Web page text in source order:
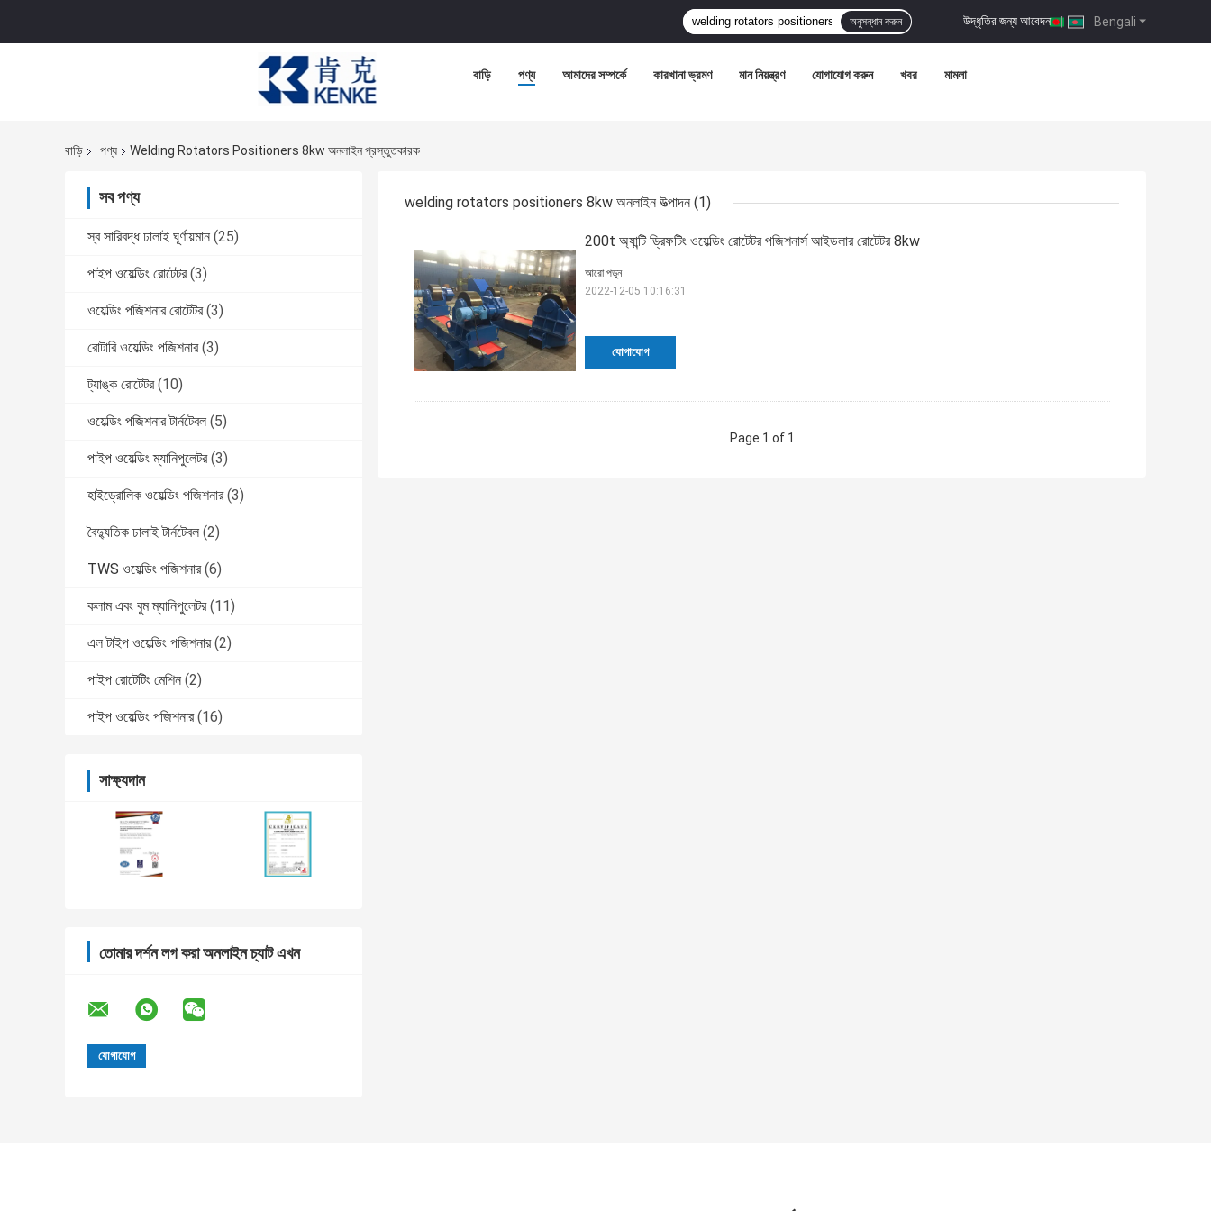
Bengali
উদ্ধৃতির জন্য আবেদন |
অনুসন্ধান করুন
বাড়ি পণ্য আমাদের সম্পর্কে কারখানা ভ্রমণ মান নিয়ন্ত্রণ যোগাযোগ করুন খবর মামলা
বাড়ি পণ্য Welding Rotators Positioners 8kw অনলাইন প্রস্তুতকারক
সব পণ্য
স্ব সারিবদ্ধ ঢালাই ঘূর্ণায়মান (25)
পাইপ ওয়েল্ডিং রোটেটর (3)
ওয়েল্ডিং পজিশনার রোটেটর (3)
রোটারি ওয়েল্ডিং পজিশনার (3)
ট্যাঙ্ক রোটেটর (10)
ওয়েল্ডিং পজিশনার টার্নটেবল (5)
পাইপ ওয়েল্ডিং ম্যানিপুলেটর (3)
হাইড্রোলিক ওয়েল্ডিং পজিশনার (3)
বৈদ্যুতিক ঢালাই টার্নটেবল (2)
TWS ওয়েল্ডিং পজিশনার (6)
কলাম এবং বুম ম্যানিপুলেটর (11)
এল টাইপ ওয়েল্ডিং পজিশনার (2)
পাইপ রোটেটিং মেশিন (2)
পাইপ ওয়েল্ডিং পজিশনার (16)
সাক্ষ্যদান
তোমার দর্শন লগ করা অনলাইন চ্যাট এখন
welding rotators positioners 8kw অনলাইন উত্পাদন (1)
200t অ্যান্টি ড্রিফটিং ওয়েল্ডিং রোটেটর পজিশনার্স আইডলার রোটেটর 8kw
যোগাযোগ
আরো পড়ুন
2022-12-05 10:16:31
Page 1 of 1